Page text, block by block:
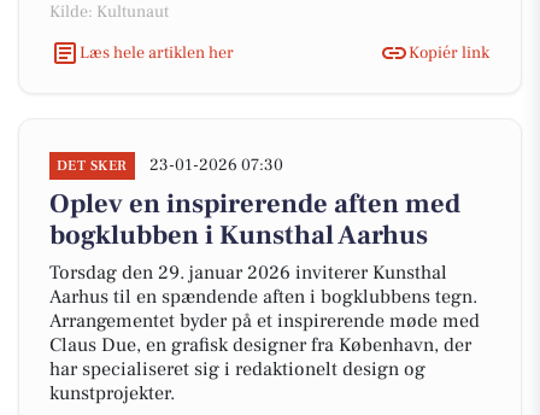
Kilde: Kultunaut
Læs hele artiklen her
Kopiér link
DET SKER 23-01-2026 07:30
Oplev en inspirerende aften med
bogklubben i Kunsthal Aarhus
Torsdag den 29. januar 2026 inviterer Kunsthal
Aarhus til en spændende aften i bogklubbens tegn.
Arrangementet byder på et inspirerende møde med
Claus Due, en grafisk designer fra København, der
har specialiseret sig i redaktionelt design og
kunstprojekter.